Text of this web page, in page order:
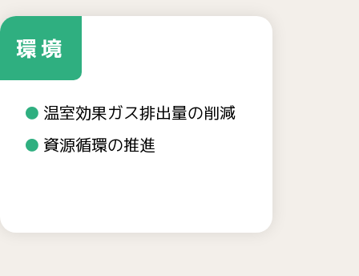
環境
温室効果ガス排出量の削減
資源循環の推進